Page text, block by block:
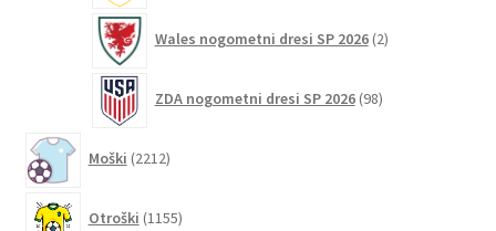
Wales nogometni dresi SP 2026 2izdelka
ZDA nogometni dresi SP 2026 98izdelkov
Moški 2212izdelkov
Otroški 1155